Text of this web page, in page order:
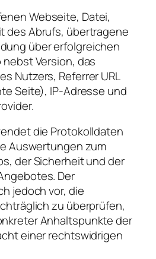
Webseite, Datei,
des Abrufs, übertragene
über erfolgreichen
Version, das
Nutzers, Referrer URL
Seite), IP-Adresse und
die Protokolldaten
Auswertungen zum
der Sicherheit und der
Der
jedoch vor, die
zu überprüfen,
Anhaltspunkte der
einer rechtswidrigen